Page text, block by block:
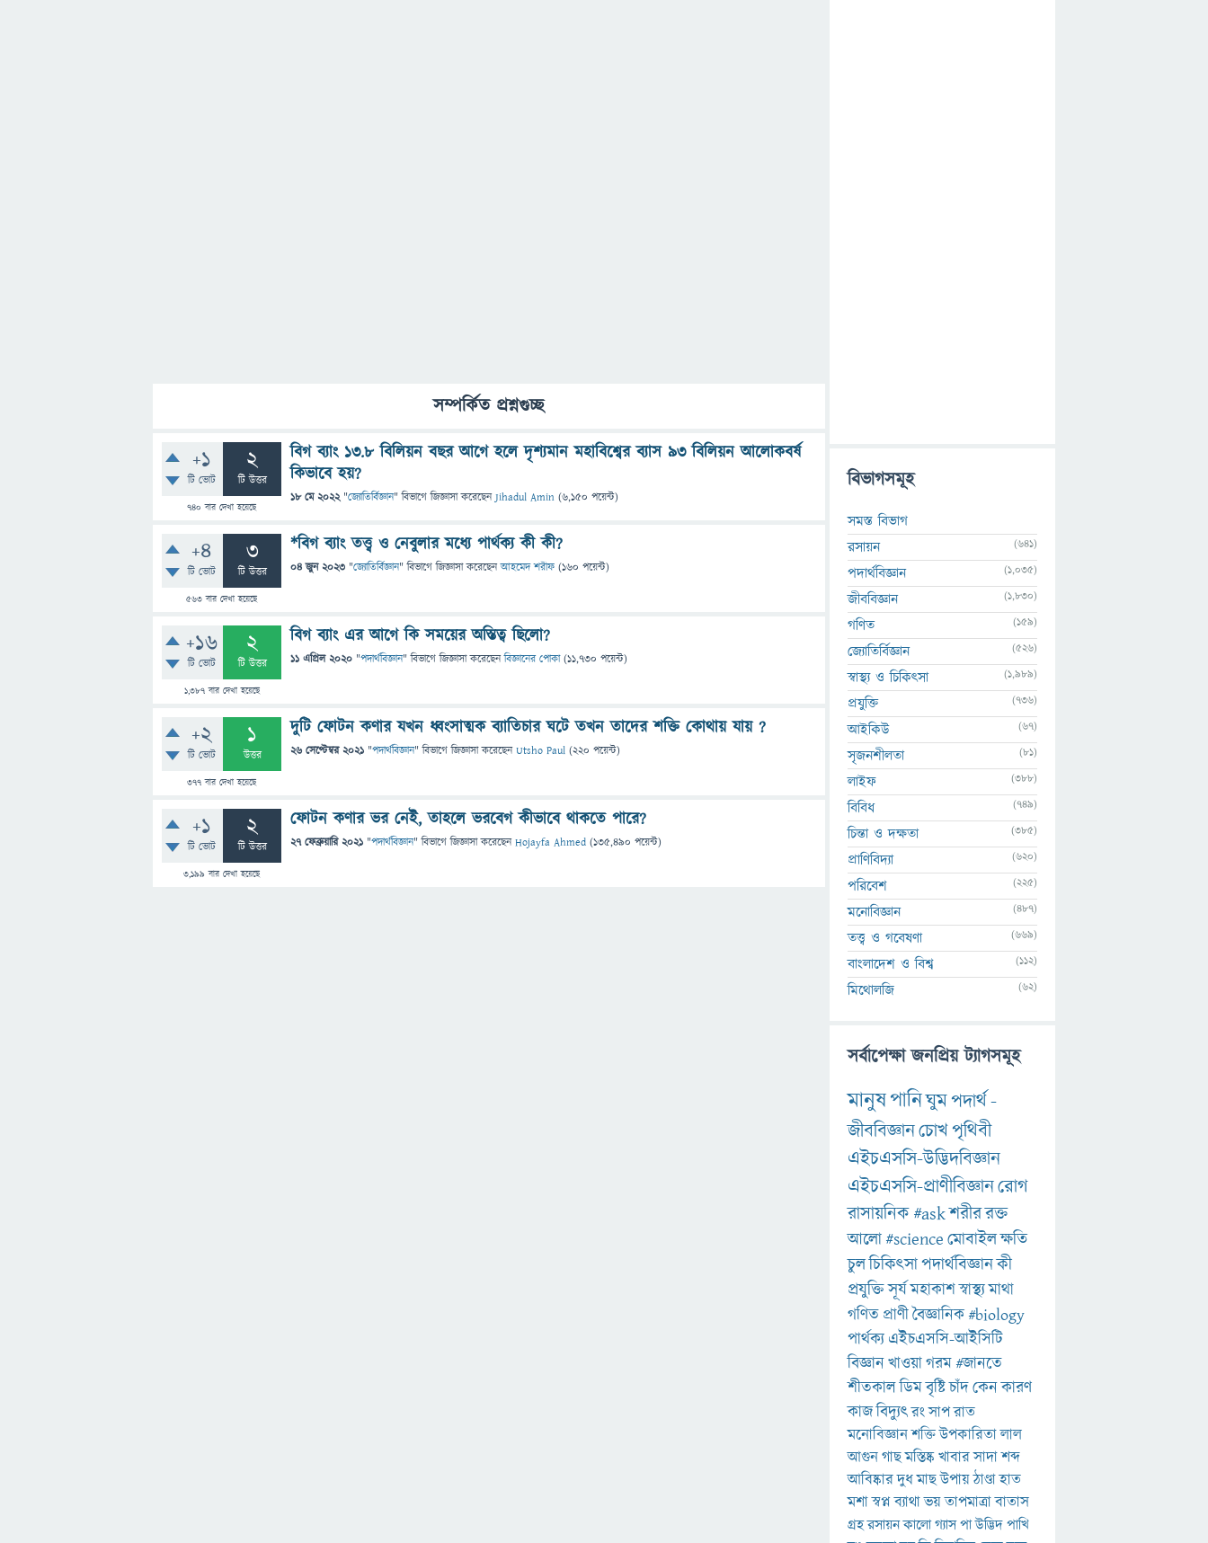
সম্পর্কিত প্রশ্নগুচ্ছ
+1
টি ভোট
2
টি উত্তর
740 বার দেখা হয়েছে
বিগ ব্যাং ১৩.৮ বিলিয়ন বছর আগে হলে দৃশ্যমান মহাবিশ্বের ব্যাস ৯৩ বিলিয়ন আলোকবর্ষ
কিভাবে হয়?
18 মে 2022 "জ্যোতির্বিজ্ঞান" বিভাগে জিজ্ঞাসাকরেছেনJihadul Amin (6,150 পয়েন্ট)
+4
টি ভোট
3
টি উত্তর
563 বার দেখা হয়েছে
*বিগ ব্যাং তত্ত্ব ও নেবুলার মধ্যে পার্থক্য কী কী?
04 জুন 2023 "জ্যোতির্বিজ্ঞান" বিভাগে জিজ্ঞাসাকরেছেনআহমেদ শরীফ (160 পয়েন্ট)
+16
টি ভোট
2
টি উত্তর
1,387বার দেখা হয়েছে
বিগ ব্যাং এর আগে কি সময়ের অস্তিত্ব ছিলো?
11 এপ্রিল 2020 "পদার্থবিজ্ঞান" বিভাগে জিজ্ঞাসাকরেছেনবিজ্ঞানের পোকা (11,730 পয়েন্ট)
+2
টি ভোট
1
উত্তর
377 বার দেখা হয়েছে
দুটি ফোটন কণার যখন ধ্বংসাত্মক ব্যাতিচার ঘটে তখন তাদের শক্তি কোথায় যায় ?
26 সেপ্টেম্বর 2021 "পদার্থবিজ্ঞান" বিভাগে জিজ্ঞাসাকরেছেনUtsho Paul (220 পয়েন্ট)
+1
টি ভোট
2
টি উত্তর
3,199 বার দেখা হয়েছে
ফোটন কণার ভর নেই, তাহলে ভরবেগ কীভাবে থাকতে পারে?
27 ফেব্রুয়ারি 2021 "পদার্থবিজ্ঞান" বিভাগে জিজ্ঞাসাকরেছেনHojayfa Ahmed (135,490 পয়েন্ট)
বিভাগসমূহ
সমস্ত বিভাগ
রসায়ন
(641)
পদার্থবিজ্ঞান (1,035)
জীববিজ্ঞান (1,830)
গণিত (159)
জ্যোতির্বিজ্ঞান (526)
স্বাস্থ্য ও চিকিৎসা (1,989)
প্রযুক্তি (736)
আইকিউ (67)
সৃজনশীলতা (81)
লাইফ (388)
বিবিধ (749)
চিন্তা ও দক্ষতা (385)
প্রাণিবিদ্যা (620)
পরিবেশ (225)
মনোবিজ্ঞান (487)
তত্ত্ব ও গবেষণা (669)
বাংলাদেশ ও বিশ্ব (112)
মিথোলজি (62)
সর্বাপেক্ষা জনপ্রিয় ট্যাগসমূহ
মানুষপানিঘুমপদার্থ-
জীববিজ্ঞানচোখপৃথিবী
এইচএসসি-উদ্ভিদবিজ্ঞান
এইচএসসি-প্রাণীবিজ্ঞানরোগ
রাসায়নিক#askশরীররক্ত
আলো#scienceমোবাইলক্ষতি
চুলচিকিৎসাপদার্থবিজ্ঞানকী
প্রযুক্তিসূর্যমহাকাশস্বাস্থ্যমাথা
গণিত প্রাণীবৈজ্ঞানিক#biology
পার্থক্য এইচএসসি-আইসিটি
বিজ্ঞানখাওয়াগরম#জানতে
শীতকালডিমবৃষ্টিচাঁদকেনকারণ
কাজবিদ্যুৎরংসাপরাত
মনোবিজ্ঞানশক্তিউপকারিতালাল
আগুনগাছমস্তিষ্কখাবারসাদাশব্দ
আবিষ্কারদুধমাছউপায়ঠাণ্ডাহাত
মশাস্বপ্নব্যাথাভয়তাপমাত্রাবাতাস
গ্রহরসায়নকালোগ্যাসপাউদ্ভিদপাখি